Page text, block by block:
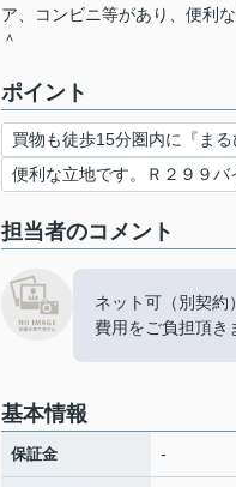
ア、コンビニ等があり、便利
＾
ポイント
買物も徒歩15分圏内に『ま
便利な立地です。Ｒ２９９バ
担当者のコメント
ネット可（別契
費用をご負担頂き
基本情報
保証金 -